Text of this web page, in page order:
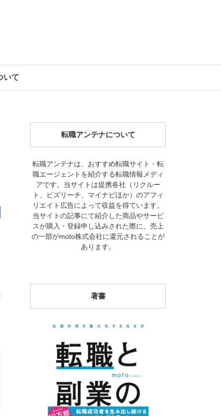
いて
転職アンテナについて
転職アンテナは、おすすめ転職サイト・転
職エージェントを紹介する転職情報メディ
アです。当サイトは提携各社（リクルー
ト、ビズリーチ、マイナビほか）のアフィ
リエイト広告によって収益を得ています。
当サイトの記事にて紹介した商品やサービ
スが購入・登録申し込みされた際に、売上
の一部がmoto株式会社に還元されることが
あります。
著書